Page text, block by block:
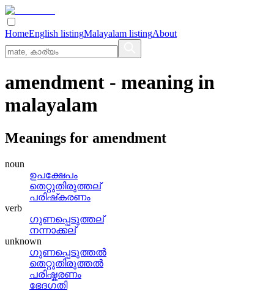
HomeEnglish listingMalayalam listingAbout
amendment - meaning in
malayalam
Meanings for amendment
noun
ഉപക്ഷേപം
തെറ്റുതിരുത്തല്
പരിഷ്‌കരണം
verb
ഗുണപ്പെടുത്തല്
നന്നാക്കല്
unknown
ഗുണപ്പെടുത്തല്‍
തെറ്റുതിരുത്തല്‍
പരിഷ്കരണം
ഭേദഗതി